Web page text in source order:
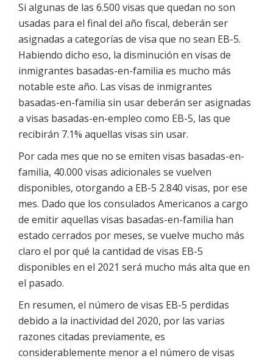
Si algunas de las 6.500 visas que quedan no son
usadas para el final del año fiscal, deberán ser
asignadas a categorías de visa que no sean EB-5.
Habiendo dicho eso, la disminución en visas de
inmigrantes basadas-en-familia es mucho más
notable este año. Las visas de inmigrantes
basadas-en-familia sin usar deberán ser asignadas
a visas basadas-en-empleo como EB-5, las que
recibirán 7.1% aquellas visas sin usar.
Por cada mes que no se emiten visas basadas-en-
familia, 40.000 visas adicionales se vuelven
disponibles, otorgando a EB-5 2.840 visas, por ese
mes. Dado que los consulados Americanos a cargo
de emitir aquellas visas basadas-en-familia han
estado cerrados por meses, se vuelve mucho más
claro el por qué la cantidad de visas EB-5
disponibles en el 2021 será mucho más alta que en
el pasado.
En resumen, el número de visas EB-5 perdidas
debido a la inactividad del 2020, por las varias
razones citadas previamente, es
considerablemente menor a el número de visas